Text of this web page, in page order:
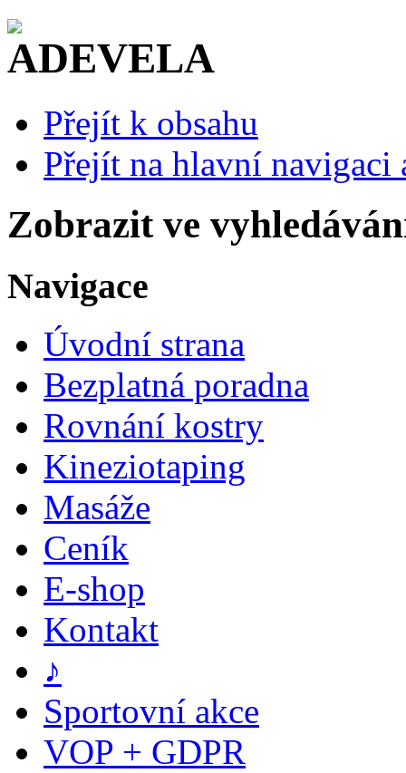
Přejít k obsahu
Přejít na hlavní navigaci
Zobrazit ve
Navigace
Úvodní strana
Bezplatná poradna
Rovnání kostry
Kineziotaping
Masáže
Ceník
E-shop
Kontakt
♪
Sportovní akce
VOP + GDPR